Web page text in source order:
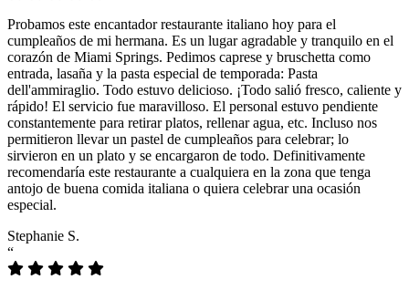
Probamos este encantador restaurante italiano hoy para el
cumpleaños de mi hermana. Es un lugar agradable y tranquilo en el
corazón de Miami Springs. Pedimos caprese y bruschetta como
entrada, lasaña y la pasta especial de temporada: Pasta
dell'ammiraglio. Todo estuvo delicioso. ¡Todo salió fresco, caliente y
rápido! El servicio fue maravilloso. El personal estuvo pendiente
constantemente para retirar platos, rellenar agua, etc. Incluso nos
permitieron llevar un pastel de cumpleaños para celebrar; lo
sirvieron en un plato y se encargaron de todo. Definitivamente
recomendaría este restaurante a cualquiera en la zona que tenga
antojo de buena comida italiana o quiera celebrar una ocasión
especial.
Stephanie S.
“